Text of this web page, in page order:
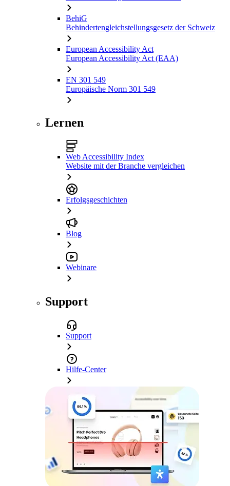
BehiG
Behindertengleichstellungsgesetz der Schweiz
European Accessibility Act
European Accessibility Act (EAA)
EN 301 549
Europäische Norm 301 549
Lernen
Web Accessibility Index
Website mit der Branche vergleichen
Erfolgsgeschichten
Blog
Webinare
Support
Support
Hilfe-Center